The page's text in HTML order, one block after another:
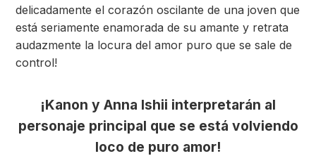
delicadamente el corazón oscilante de una joven que
está seriamente enamorada de su amante y retrata
audazmente la locura del amor puro que se sale de
control!​
¡Kanon y Anna Ishii interpretarán al
personaje principal que se está volviendo
loco de puro amor!